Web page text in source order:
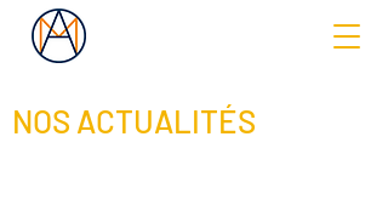
NOS ACTUALITÉS